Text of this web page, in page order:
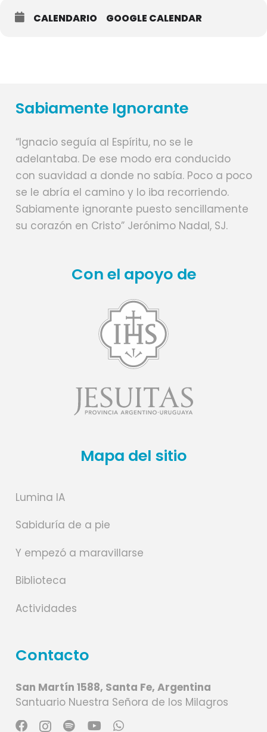
CALENDARIO GOOGLE CALENDAR
Sabiamente Ignorante
“Ignacio seguía al Espíritu, no se le
adelantaba. De ese modo era conducido
con suavidad a donde no sabía. Poco a poco
se le abría el camino y lo iba recorriendo.
Sabiamente ignorante puesto sencillamente
su corazón en Cristo” Jerónimo Nadal, SJ.
Con el apoyo de
Mapa del sitio
Lumina IA
Sabiduría de a pie
Y empezó a maravillarse
Biblioteca
Actividades
Contacto
San Martín 1588, Santa Fe, Argentina
Santuario Nuestra Señora de los Milagros